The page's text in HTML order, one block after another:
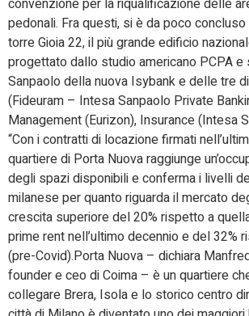
convenzione per la riqualificazione delle
pedonali. Fra questi, si è da poco
torre Gioia 22, il più grande edificio
progettato dallo studio americano PCPA
Sanpaolo della nuova Isybank e delle tre
(Fideuram – Intesa Sanpaolo Private
Management (Eurizon), Insurance (Intesa
“Con i contratti di locazione firmati
quartiere di Porta Nuova raggiunge
degli spazi disponibili e conferma i livelli
milanese per quanto riguarda il mercato
crescita superiore del 20% rispetto a
prime rent nell’ultimo decennio e del 32%
(pre-Covid).Porta Nuova – dichiara
founder e ceo di Coima – è un quartiere
collegare Brera, Isola e lo storico centro